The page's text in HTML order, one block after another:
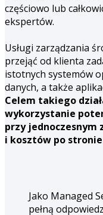
częściowo lub
ekspertów.
Usługi zarządzania
przejąć od klienta
istotnych systemów
danych, a także
Celem takiego
wykorzystanie
przy jednoczesnym
i kosztów po
Jako Managed
pełną